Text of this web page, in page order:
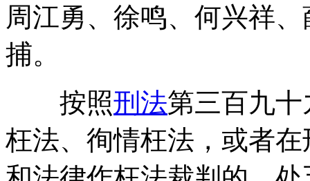
周江勇、徐鸣、何兴祥
捕。
按照刑法第三百九
枉法、徇情枉法，或者